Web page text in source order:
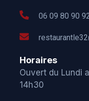
06 09 80 90
Horaires
Ouvert du Lundi
14h30